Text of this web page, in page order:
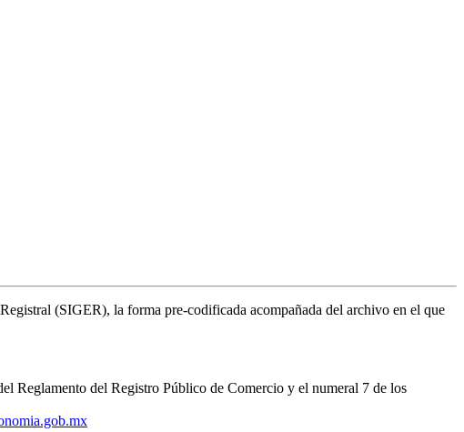
(SIGER), la forma pre-codificada acompañada del archivo en el que
Reglamento del Registro Público de Comercio y el numeral 7 de los